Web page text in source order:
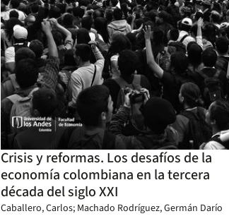
Crisis y reformas. Los desafíos de la
economía colombiana en la tercera
década del siglo XXI
Caballero, Carlos; Machado Rodríguez, Germán Darío